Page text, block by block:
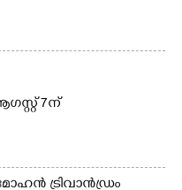
ഓച്ചിറ അഴിക്കലിൽ
7ന്
ട്രിവാൻഡ്രം